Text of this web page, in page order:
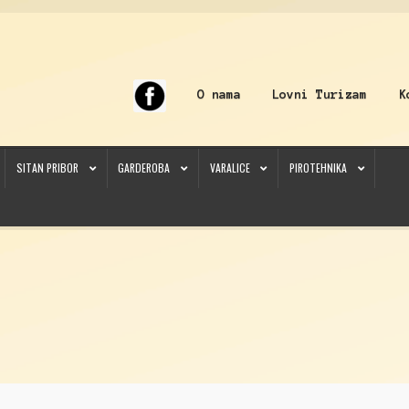
O nama Lovni Turizam
SITAN PRIBOR GARDEROBA VARALICE PIROTEHNIKA
SomovskiSpinningSpodŠtapoviTeleskopiTorbe/FutroleUdiceUdiceUniverzalni štapovi